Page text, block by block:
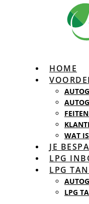
HOME
WAT
JE
LPG
LPG
LPG